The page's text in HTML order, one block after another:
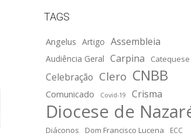
TAGS
Angelus Artigo Assembleia
Audiência Geral Carpina Catequese
Celebração Clero CNBB
Comunicado Covid-19 Crisma
Diocese de
Diáconos Dom Francisco Lucena ECC